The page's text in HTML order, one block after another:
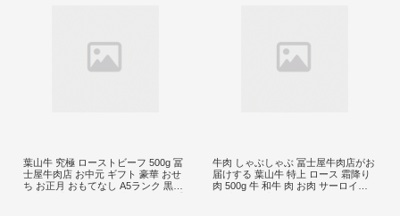
葉山牛 究極 ローストビーフ 500g 冨
士屋牛肉店 お中元 ギフト 豪華 おせ
ち お正月 おもてなし A5ランク 黒毛
牛肉 しゃぶしゃぶ 冨士屋牛肉店がお
届けする 葉山牛 特上 ロース 霜降り
肉 500g 牛 和牛 肉 お肉 サーロイン